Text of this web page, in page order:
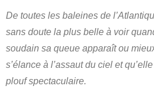
De toutes les baleines de
sans doute la plus belle à voir
soudain sa queue apparaît ou
s’élance à l’assaut du ciel et
plouf spectaculaire.